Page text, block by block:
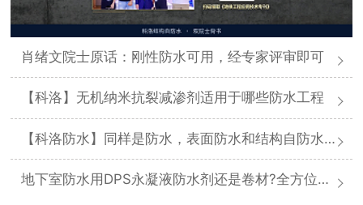
肖绪文院士原话：刚性防水可用，经专家评审即可
【科洛】无机纳米抗裂减渗剂适用于哪些防水工程
【科洛防水】同样是防水，表面防水和结构自防水差在哪
地下室防水用DPS永凝液防水剂还是卷材?全方位对比分析